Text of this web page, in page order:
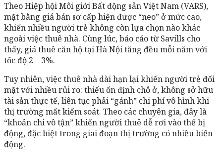
Theo Hiệp hội Môi giới Bất động sản Việt Nam (VARS),
mặt bằng giá bán sơ cấp hiện được “neo” ở mức cao,
khiến nhiều người trẻ không còn lựa chọn nào khác
ngoài việc thuê nhà. Cùng lúc, báo cáo từ Savills cho
thấy, giá thuê căn hộ tại Hà Nội tăng đều mỗi năm với
tốc độ 2 – 3%.
Tuy nhiên, việc thuê nhà dài hạn lại khiến người trẻ đối
mặt với nhiều rủi ro: thiếu ổn định chỗ ở, không sở hữu
tài sản thực tế, liên tục phải “gánh” chi phí vô hình khi
thị trường mất kiểm soát. Theo các chuyên gia, đây là
“khoản chi vô tận” khiến người thuê dễ rơi vào thế bị
động, đặc biệt trong giai đoạn thị trường có nhiều biến
động.